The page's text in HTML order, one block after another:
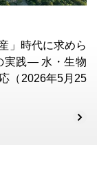
」時代に求めら
実践― 水・生物
（2026年5月25